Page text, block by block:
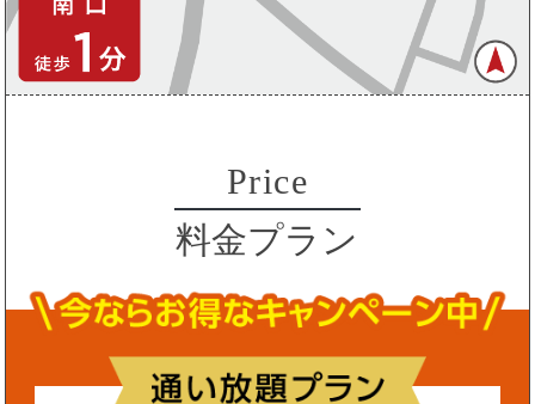
Price
料金プラン